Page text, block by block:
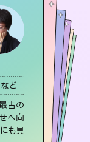
ど
古の
へ向
も具
など
昧な関
達以上
音を丁
肢があり
いるあな
の未来を
未来 など
き、背中をそっと押して導きます。
ル
ち など
て「今」と
の人の気持
や人生のヒ
。
トグ
の差 など
の報告実績
万超の施術経
定で、より良